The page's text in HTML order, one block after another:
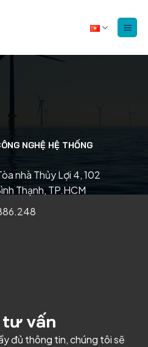
NGHỆ HỆ THỐNG
nhà Thủy Lợi 4, 102
Thạnh, TP.HCM
vấn
đủ thông tin, chúng tôi sẽ